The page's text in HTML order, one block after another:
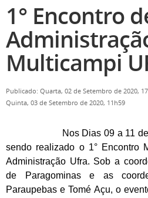
1° Encontro
Multicampi
Publicado: Quarta, 02 de Setembro de 2020,
Quinta, 03 de Setembro de 2020, 11h59
Nos Dias 09 a 11
sendo realizado o 1° Encontro
Administração Ufra. Sob a
de Paragominas e as
Paraupebas e Tomé Açu, o